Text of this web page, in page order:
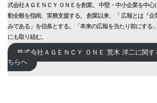
式会社ＡＧＥＮＣＹ ＯＮＥを創業。 中堅・中小企業を中
動全般を指南、実務支援する。 創業以来、「 広報とは『
みである」を信条とする。「本来の広報を当たり前にする
にも取り組む。
株式会社ＡＧＥＮＣＹ ＯＮＥ 荒木 洋二に関す
ちらへ